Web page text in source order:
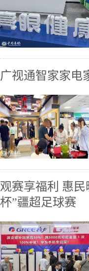
广视通智家家电
观赛享福利 惠
杯”疆超足球赛